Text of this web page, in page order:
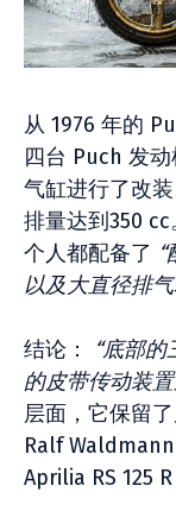
从 1976 年的
四台 Puch 发
气缸进行了改
排量达到350
个人都配备了
以及大直径排
结论：
“底部
的皮带传动装
层面，它保留
Ralf
Aprilia RS 125